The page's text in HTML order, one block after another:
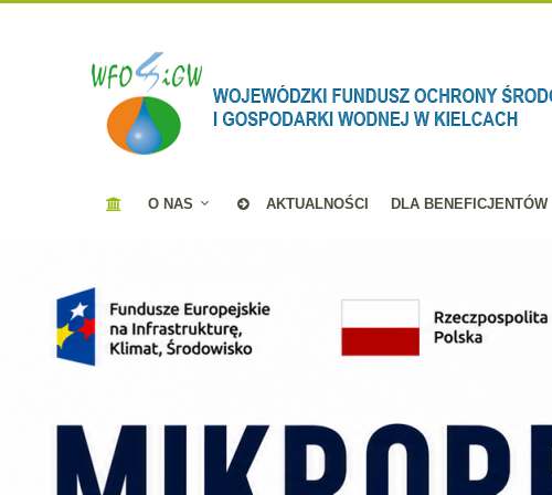
O NAS AKTUALNOŚCI DLA BENEFICJENTÓW